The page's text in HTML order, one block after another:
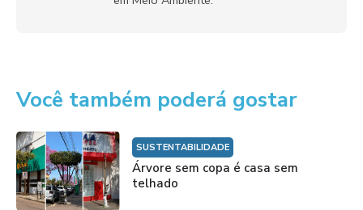
Você também poderá gostar
SUSTENTABILIDADE
Árvore sem copa é casa sem
telhado